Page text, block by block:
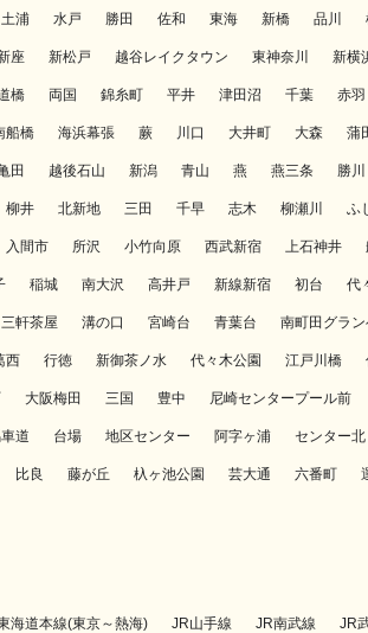
土浦 水戸 勝田 佐和 東海 新橋 品川
座 新松戸 越谷レイクタウン 東神奈川 新横
橋 両国 錦糸町 平井 津田沼 千葉 赤羽
船橋 海浜幕張 蕨 川口 大井町 大森 蒲
田 越後石山 新潟 青山 燕 燕三条 勝川
柳井 北新地 三田 千早 志木 柳瀬川 ふ
入間市 所沢 小竹向原 西武新宿 上石神井
稲城 南大沢 高井戸 新線新宿 初台 代
三軒茶屋 溝の口 宮崎台 青葉台 南町田グラ
西 行徳 新御茶ノ水 代々木公園 江戸川橋
大阪梅田 三国 豊中 尼崎センタープール前
道 台場 地区センター 阿字ヶ浦 センター北
比良 藤が丘 杁ヶ池公園 芸大通 六番町
海道本線(東京～熱海) JR山手線 JR南武線 JR